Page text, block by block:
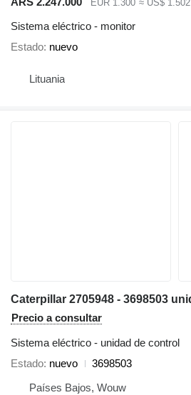
EUR 1.300 ≈ US$ 1.502
Sistema eléctrico - monitor
Estado nuevo
Lituania
Precio a consultar
Sistema eléctrico - unidad de control
Estado nuevo
3698503
Países Bajos, Wouw